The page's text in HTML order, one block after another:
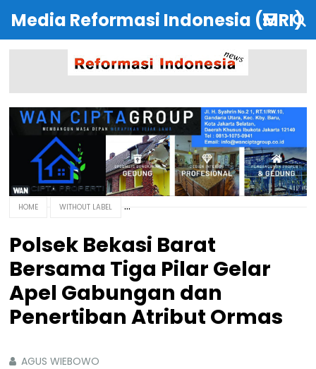
Media Reformasi Indonesia (MRI)
HOME WITHOUT LABEL
Polsek Bekasi Barat
Bersama Tiga Pilar Gelar
Apel Gabungan dan
Penertiban Atribut Ormas
AGUS WIEBOWO